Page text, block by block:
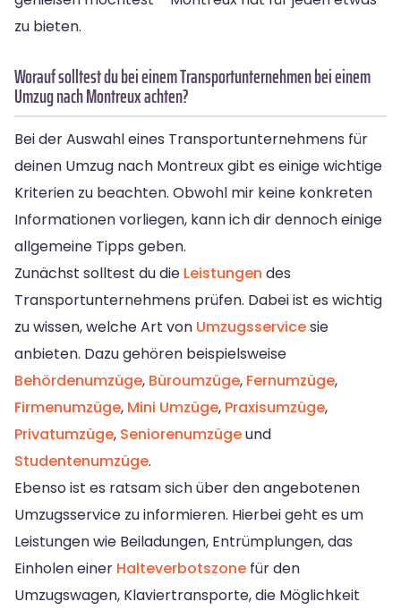
zu bieten.
Worauf solltest du bei einem Transportunternehmen bei einem
Umzug nach Montreux achten?
Bei der Auswahl eines Transportunternehmens für
deinen Umzug nach Montreux gibt es einige wichtige
Kriterien zu beachten. Obwohl mir keine konkreten
Informationen vorliegen, kann ich dir dennoch einige
allgemeine Tipps geben.
Zunächst solltest du die Leistungen des
Transportunternehmens prüfen. Dabei ist es wichtig
zu wissen, welche Art von Umzugsservicesie
anbieten. Dazu gehören beispielsweise
Behördenumzüge, Büroumzüge, Fernumzüge,
Firmenumzüge, Mini Umzüge, Praxisumzüge,
Privatumzüge, Seniorenumzügeund
Studentenumzüge.
Ebenso ist es ratsam sich über den angebotenen
Umzugsservice zu informieren. Hierbei geht es um
Leistungen wie Beiladungen, Entrümplungen, das
Einholen einer Halteverbotszone für den
Umzugswagen, Klaviertransporte, die Möglichkeit